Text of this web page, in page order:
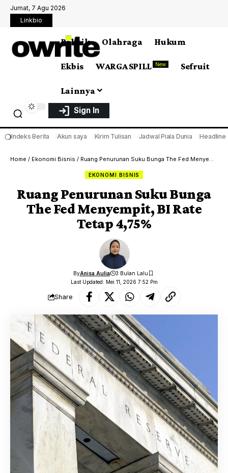
Jumat, 7 Agu 2026
Linkbio
Politik Olahraga Hukum
Ekbis WARGA SPILL New Sefruit
Lainnya
Sign In
❍Indeks Berita Akun saya Kirim Tulisan Jadwal Piala Dunia Headline
Home / Ekonomi Bisnis / Ruang Penurunan Suku Bunga The Fed Menyempit, BI Rate Tetap 4,75%
EKONOMI BISNIS
Ruang Penurunan Suku Bunga
The Fed Menyempit, BI Rate
Tetap 4,75%
Last Updated: Mei 11, 2026 7:52 Pm
ByAnisa Aulia 3 Bulan Lalu
Share